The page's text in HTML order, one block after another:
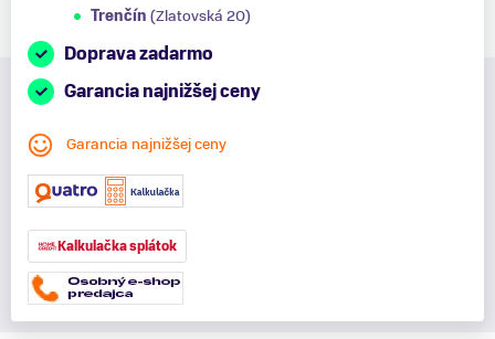
Trenčín (Zlatovská 20)
Doprava zadarmo
Garancia najnižšej ceny
Garancia najnižšej ceny
Kalkulačka splátok